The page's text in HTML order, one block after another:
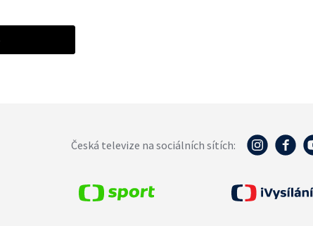
Česká televize na sociálních sítích: